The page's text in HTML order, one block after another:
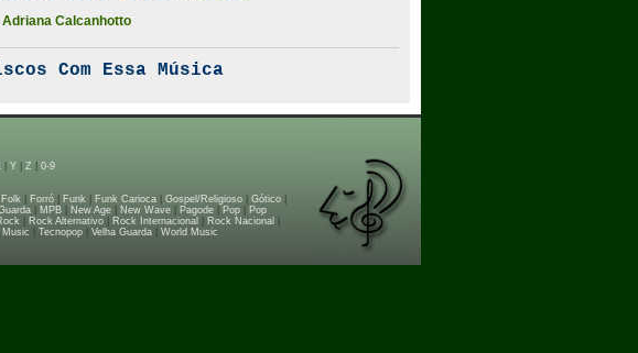
Adriana Calcanhotto
Com Essa Música
| Y| Z
0-9
Folk Forró Funk Funk Carioca Gospel/Religioso Gótico
| MPB| New Age| New Wave| Pagode| Pop|
Pop
| Rock Alternativo| Rock Internacional Rock Nacional
Music Tecnopop| Velha Guarda| World Music